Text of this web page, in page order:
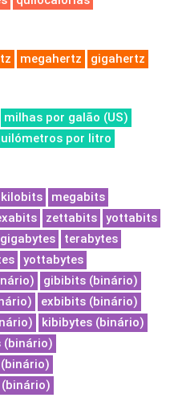
megahertz
gigahertz
milhas por galão (US)
por litro
kilobits
megabits
zettabits
yottabits
gigabytes
terabytes
yottabytes
gibibits (binário)
exbibits (binário)
kibibytes (binário)
(binário)